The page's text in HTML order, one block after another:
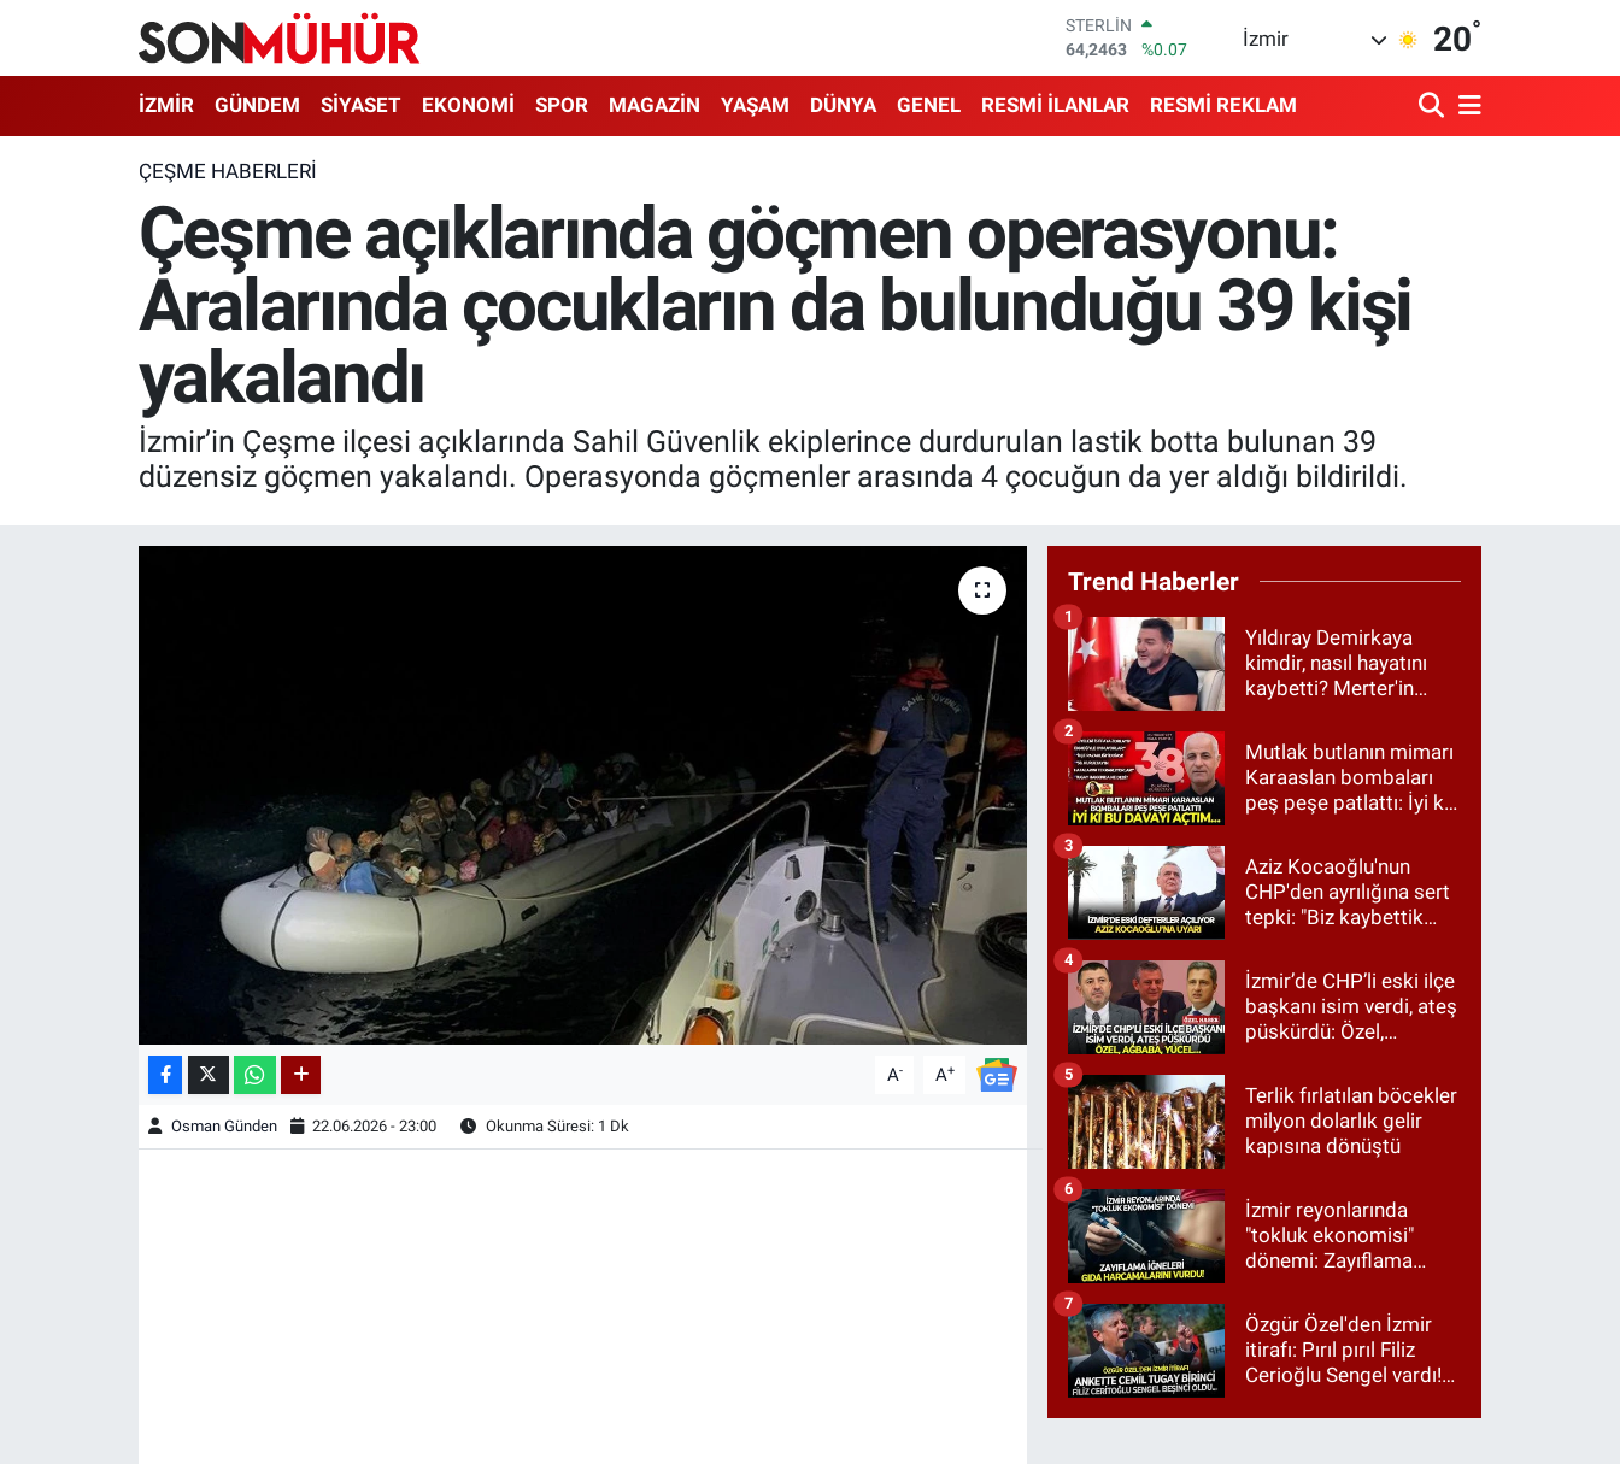
GRAM ALTIN
6510.40
%0.45
BİST100
13.799
%70
EURO
55,0317
%-0.02
64,2463
%0.07
İzmir 20°
İZMİR GÜNDEM SİYASET EKONOMİ SPOR MAGAZİN YAŞAM DÜNYA GENEL RESMİ İLANLAR RESMİ REKLAM
ÇEŞME HABERLERI
Çeşme açıklarında göçmen operasyonu:
Aralarında çocukların da bulunduğu 39 kişi
yakalandı
İzmir’in Çeşme ilçesi açıklarında Sahil Güvenlik ekiplerince durdurulan lastik botta bulunan 39
düzensiz göçmen yakalandı. Operasyonda göçmenler arasında 4 çocuğun da yer aldığı bildirildi.
A- A+
Osman Günden 22.06.2026 - 23:00 Okunma Süresi: 1 Dk
Trend Haberler
Yıldıray Demirkaya
kimdir, nasıl hayatını
kaybetti? Merter'in
mesajı
1
Mutlak butlanın mimarı
Karaaslan bombaları
peş peşe patlattı: İyi ki
2
Aziz Kocaoğlu'nun
CHP'den ayrılığına sert
tepki: "Biz kaybettik
etmedik"
3
İzmir’de CHP’li eski ilçe
başkanı isim verdi, ateş
püskürdü: Özel,
4
Terlik fırlatılan böcekler
milyon dolarlık gelir
kapısına dönüştü
5
İzmir reyonlarında
"tokluk ekonomisi"
dönemi: Zayıflama
harcamalarını vurdu!
6
Özgür Özel'den İzmir
itirafı: Pırıl pırıl Filiz
Cerioğlu Sengel vardı!
Tugay birinci çıktı
7
İzmir Nöbetçi Eczaneler
İzmir Namaz Vakitleri
İzmir Trafik Yoğunluk Haritası
Süper Lig Puan Durumu ve Fikstür
Tüm Manşetler
Son Dakika Haberleri